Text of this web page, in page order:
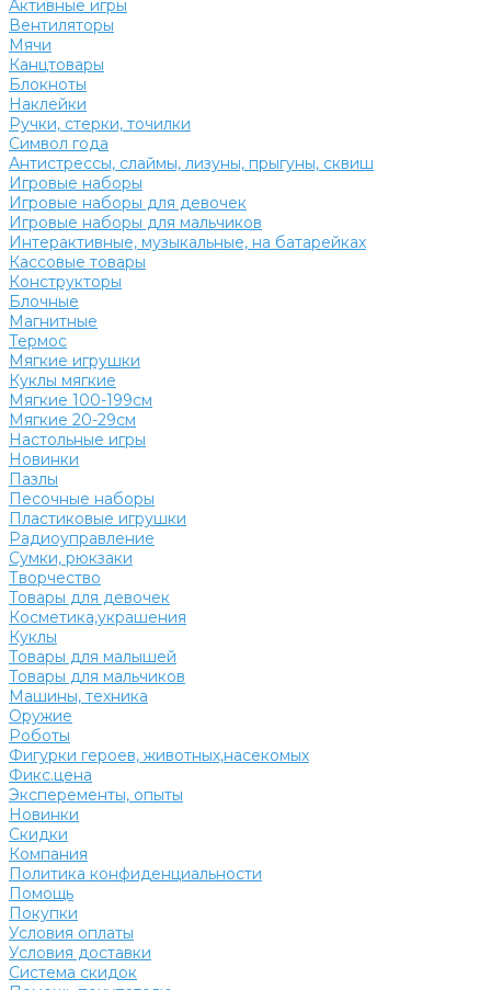
Активные игры
Вентиляторы
Мячи
Канцтовары
Блокноты
Наклейки
Ручки, стерки, точилки
Символ года
Антистрессы, слаймы, лизуны, прыгуны, сквиш
Игровые наборы
Игровые наборы для девочек
Игровые наборы для мальчиков
Интерактивные, музыкальные, на батарейках
Кассовые товары
Конструкторы
Блочные
Магнитные
Термос
Мягкие игрушки
Куклы мягкие
Мягкие 100-199см
Мягкие 20-29см
Настольные игры
Новинки
Пазлы
Песочные наборы
Пластиковые игрушки
Радиоуправление
Сумки, рюкзаки
Творчество
Товары для девочек
Косметика,украшения
Куклы
Товары для малышей
Товары для мальчиков
Машины, техника
Оружие
Роботы
Фигурки героев, животных,насекомых
Фикс.цена
Эксперементы, опыты
Новинки
Скидки
Компания
Политика конфиденциальности
Помощь
Покупки
Условия оплаты
Условия доставки
Система скидок